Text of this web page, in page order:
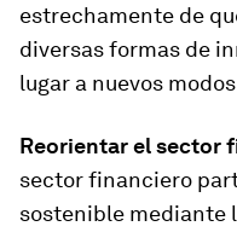
estrechamente de
diversas formas de
lugar a nuevos
Reorientar el sector
sector financiero
sostenible mediante